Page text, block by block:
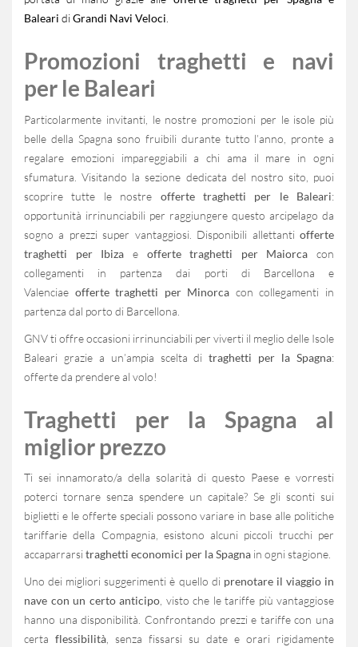
Baleari diGrandi Navi Veloci
Promozioni traghetti e navi
per le Baleari
Particolarmente invitanti, le nostre promozioni per le isole più
belle della Spagna sono fruibili durante tutto l’anno, pronte a
regalare emozioni impareggiabili a chi ama il mare in ogni
sfumatura. Visitando la sezione dedicata del nostro sito, puoi
scoprire tutte le nostre offerte traghetti per le Baleari:
opportunità irrinunciabili per raggiungere questo arcipelago da
sogno a prezzi super vantaggiosi. Disponibili allettanti offerte
traghetti per Ibiza e offerte traghetti per Maiorca con
collegamenti in partenza dai porti di Barcellona e
Valenciae offerte traghetti per Minorca con collegamenti in
partenza dal porto di Barcellona.
GNV ti offre occasioni irrinunciabili per viverti il meglio delle Isole
Baleari grazie a un’ampia scelta ditraghetti per la Spagna:
offerte da prendere al volo!
Traghetti per la Spagna al
miglior prezzo
Ti sei innamorato/a della solarità di questo Paese e vorresti
poterci tornare senza spendere un capitale? Se gli sconti sui
biglietti e le offerte speciali possono variare in base alle politiche
tariffarie della Compagnia, esistono alcuni piccoli trucchi per
accaparrarsi traghetti economici per la Spagna in ogni stagione.
Uno dei migliori suggerimenti è quello di prenotare il viaggio in
nave con un certo anticipo , visto che le tariffe più vantaggiose
hanno una disponibilità. Confrontando prezzi e tariffe con una
certa flessibilità , senza fissarsi su date e orari rigidamente